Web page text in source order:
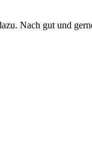
Nach gut und